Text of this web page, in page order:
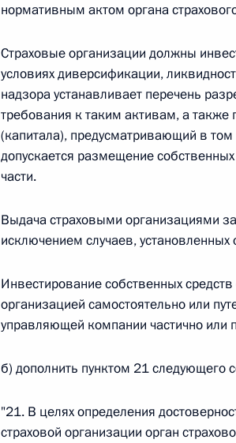
Федеральный закон от
О внесении изменения в статью 2
и добровольчестве (волонтерстве)»
Федеральный закон от
26 июля 2026 года
Федеральный закон от
О внесении изменений в статью 13–2
изменений в Федеральный закон „Об
нормативным актом органа
Страховые организации должны
условиях диверсификации,
надзора устанавливает перечень
требования к таким активам, а также
(капитала), предусматривающий в том
допускается размещение
части.
Выдача страховыми организациями
исключением случаев,
Инвестирование собственных
организацией самостоятельно или
управляющей компании частично или
б) дополнить пунктом 21 следующего
"21. В целях определения
страховой организации орган